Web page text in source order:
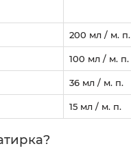
200 мл / м. п.
100 мл / м. п.
36 мл / м. п.
15 мл / м. п.